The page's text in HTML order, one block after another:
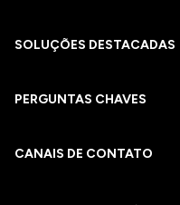
SOLUÇÕES DESTACADAS
PERGUNTAS CHAVES​
CANAIS DE CONTATO